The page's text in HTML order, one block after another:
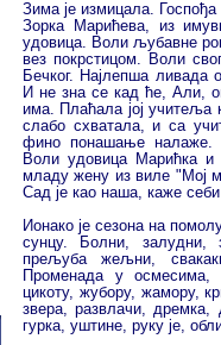
Зима је измицала.
Зорка Марићева, из
удовица. Воли љубавне
вез покрстицом. Воли
Бечког. Најлепша ливада
И не зна се кад ће, Али,
има. Плаћала јој
слабо схватала, и са
фино понашање налаже.
Воли удовица Марићка
младу жену из виле "Мој
Сад је као наша, каже
Ионако је сезона на
сунцу. Болни, залудни,
прељуба жељни,
Променада у осмесима,
цикоту, жубору, жамору,
звера, развлачи, дремка,
гурка, уштине, руку је,